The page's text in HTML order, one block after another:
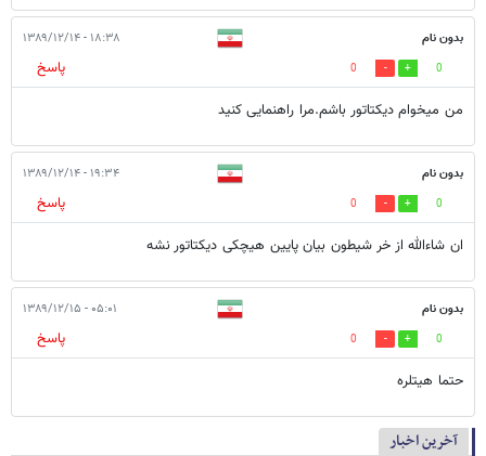
بدون نام ۱۸:۳۸ - ۱۳۸۹/۱۲/۱۴
0
0
پاسخ
من میخوام دیکتاتور باشم.مرا راهنمایی کنید
بدون نام ۱۹:۳۴ - ۱۳۸۹/۱۲/۱۴
0
0
پاسخ
ان شاءالله از خر شیطون بیان پایین هیچکی دیکتاتور نشه
بدون نام ۰۵:۰۱ - ۱۳۸۹/۱۲/۱۵
0
0
پاسخ
حتما هیتلره
آخرین اخبار